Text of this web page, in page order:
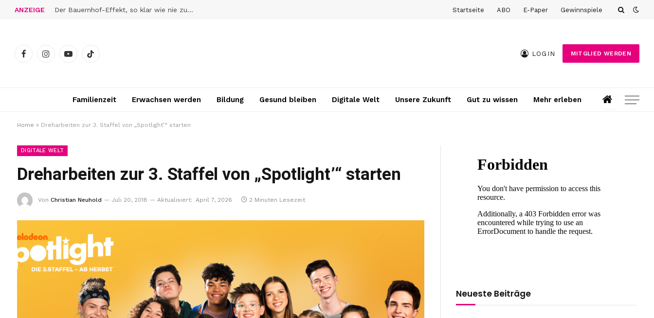
ANZEIGE Der Bauernhof-Effekt, so klar wie nie zuvor Startseite ABO E-Paper Gewinnspiele
FacebookInstagramYouTubeTikTok
LOGIN MITGLIED WERDEN
Familienzeit Erwachsen werden Bildung Gesund bleiben Digitale Welt Unsere Zukunft Gut zu wissen Mehr erleben
Home » Dreharbeiten zur 3. Staffel von „Spotlight’“ starten
DIGITALE WELT
Dreharbeiten zur 3. Staffel von „Spotlight’“ starten
Von Christian Neuhold Juli 20, 2018 Aktualisiert: April 7, 2026 2 Minuten Lesezeit
Neueste Beiträge